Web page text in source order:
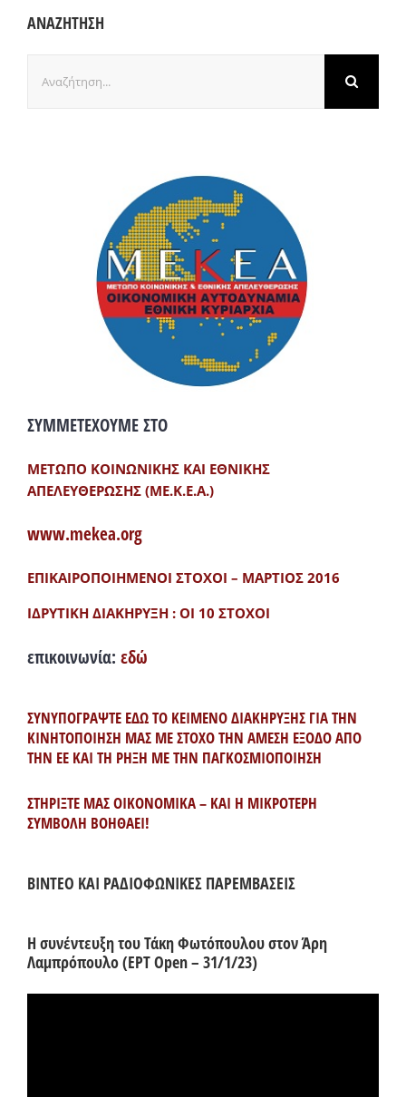
ΑΝΑΖΗΤΗΣΗ
για:
ΣΥΜΜΕΤΕΧΟΥΜΕ ΣΤΟ
ΜΕΤΩΠΟ ΚΟΙΝΩΝΙΚΗΣ ΚΑΙ ΕΘΝΙΚΗΣ
ΑΠΕΛΕΥΘΕΡΩΣΗΣ (ΜΕ.Κ.Ε.Α.)
www.mekea.org
ΕΠΙΚΑΙΡΟΠΟΙΗΜΕΝΟΙ ΣΤΟΧΟΙ – ΜΑΡΤΙΟΣ 2016
ΙΔΡΥΤΙΚΗ ΔΙΑΚΗΡΥΞΗ : ΟΙ 10 ΣΤΟΧΟΙ
επικοινωνία: εδώ
ΣΥΝΥΠΟΓΡΑΨΤΕ ΕΔΩ ΤΟ ΚΕΙΜΕΝΟ ΔΙΑΚΗΡΥΞΗΣ ΓΙΑ ΤΗΝ
ΚΙΝΗΤΟΠΟΙΗΣΗ ΜΑΣ ΜΕ ΣΤΟΧΟ ΤΗΝ ΑΜΕΣΗ ΕΞΟΔΟ ΑΠΟ
ΤΗΝ ΕΕ ΚΑΙ ΤΗ ΡΗΞΗ ΜΕ ΤΗΝ ΠΑΓΚΟΣΜΙΟΠΟΙΗΣΗ
ΣΤΗΡΙΞΤΕ ΜΑΣ ΟΙΚΟΝΟΜΙΚΑ – ΚΑΙ Η ΜΙΚΡΟΤΕΡΗ
ΣΥΜΒΟΛΗ ΒΟΗΘΑΕΙ!
ΒΙΝΤΕΟ ΚΑΙ ΡΑΔΙΟΦΩΝΙΚΕΣ ΠΑΡΕΜΒΑΣΕΙΣ
Η συνέντευξη του Τάκη Φωτόπουλου στον Άρη
Λαμπρόπουλο (ΕΡΤ Open – 31/1/23)